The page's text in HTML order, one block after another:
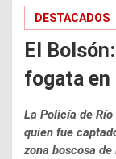
DESTACADOS
El
fogata en
La Policía de
quien fue
zona boscosa